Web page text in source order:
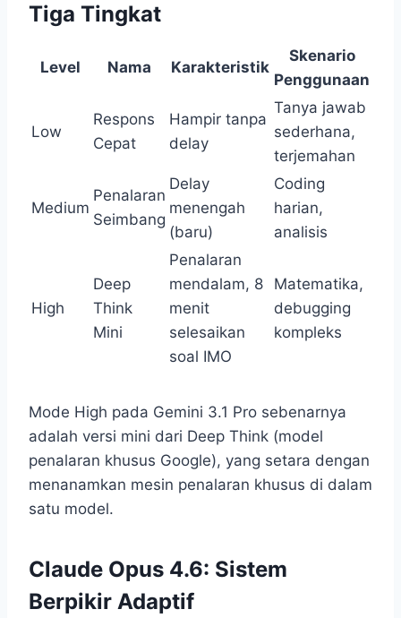
Tiga Tingkat
Level Nama Karakteristik
Skenario
Penggunaan
Low
Respons
Cepat
Hampir tanpa
delay
Tanya jawab
sederhana,
terjemahan
Medium
Penalaran
Seimbang
Delay
menengah
(baru)
Coding
harian,
analisis
High
Deep
Think
Mini
Penalaran
mendalam, 8
menit
selesaikan
soal IMO
Matematika,
debugging
kompleks
Mode High pada Gemini 3.1 Pro sebenarnya
adalah versi mini dari Deep Think (model
penalaran khusus Google), yang setara dengan
menanamkan mesin penalaran khusus di dalam
satu model.
Claude Opus 4.6: Sistem
Berpikir Adaptif